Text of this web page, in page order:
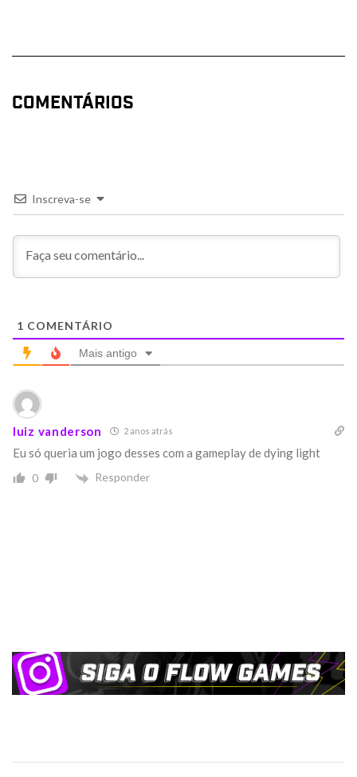
COMENTÁRIOS
Inscreva-se
1 COMENTÁRIO
Mais antigo
luiz vanderson 2 anos atrás
Eu só queria um jogo desses com a gameplay de dying light
0 Responder